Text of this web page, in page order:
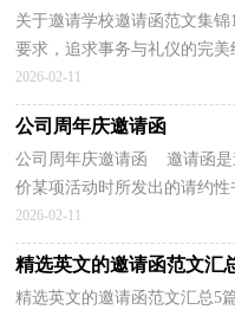
关于邀请学校邀请函范文集
要求，追求事务与礼仪的完
于我们处理事务息息相关，那
2026-02-11
公司周年庆邀请函
公司周年庆邀请函 邀请函是
价某项活动时所发出的请约
邀请函在活动中起到的作用越
2026-02-11
精选英文的邀请函范文汇
精选英文的邀请函范文汇总